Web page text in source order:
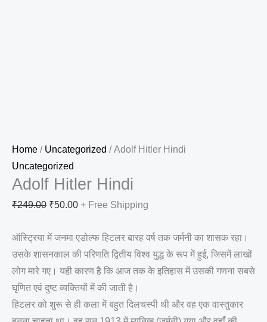
Home / Uncategorized / Adolf Hitler Hindi
Uncategorized
Adolf Hitler Hindi
₹249.00 ₹50.00 + Free Shipping
ऑस्ट्रिया में जनमा एडोल्फ हिटलर बारह वर्ष तक जर्मनी का शासक रहा।
उसके शासनकाल की परिणति द्वितीय विश्व युद्ध के रूप में हुई, जिसमें लाखों
लोग मारे गए। यही कारण है कि आज तक के इतिहास में उसकी गणना सबसे
घृणित एवं दुष्ट व्यक्तियों में की जाती है।
हिटलर को शुरू से ही कला में बहुत दिलचस्पी थी और वह एक वास्तुकार